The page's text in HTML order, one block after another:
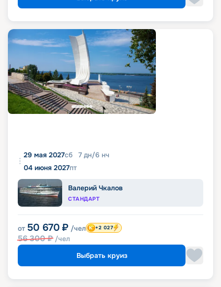
29 мая 2027сб 7 дн/6 нч
04 июня 2027пт
Валерий Чкалов
СТАНДАРТ
от 50 670 ₽ /чел
56 300₽ /чел
+2 027
Выбрать круиз